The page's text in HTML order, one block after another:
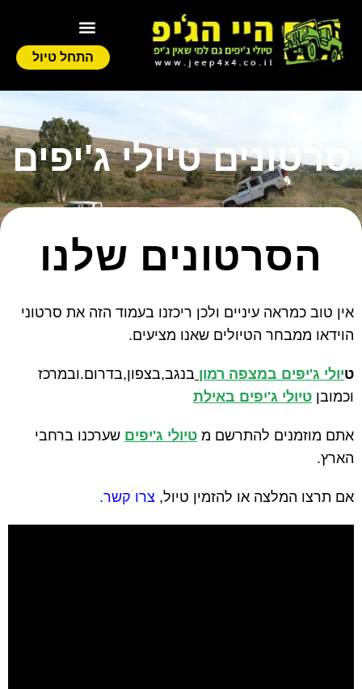
התחל טיול
סרטונים טיולי ג'יפים
הסרטונים שלנו
אין טוב כמראה עיניים ולכן ריכזנו בעמוד הזה את סרטוני
הוידאו ממבחר הטיולים שאנו מציעים.
טיולי ג'יפים במצפה רמון בנגב,בצפון,בדרום.ובמרכז
וכמובן טיולי ג'יפים באילת
אתם מוזמנים להתרשם מ טיולי ג'יפים שערכנו ברחבי
הארץ.
אם תרצו המלצה או להזמין טיול, צרו קשר.